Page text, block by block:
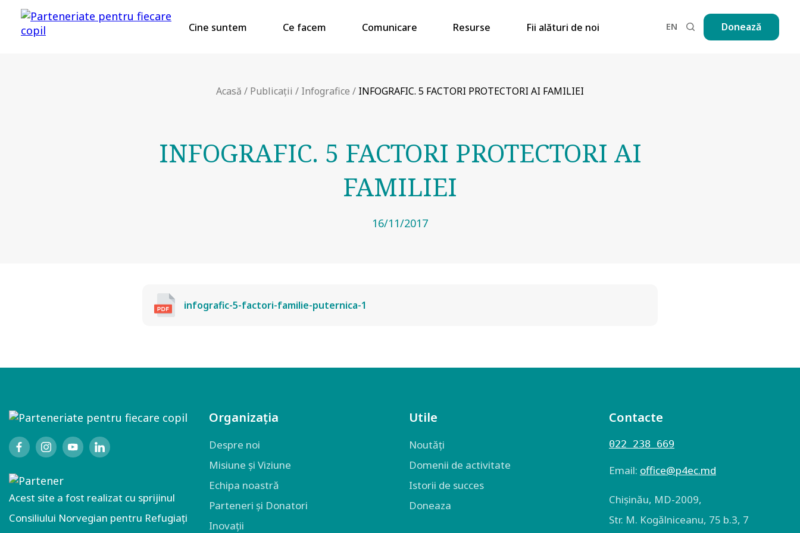
Cine suntem Ce facem Comunicare Resurse Fii alături de noi EN Donează
Acasă / Publicații / Infografice / INFOGRAFIC. 5 FACTORI PROTECTORI AI FAMILIEI
INFOGRAFIC. 5 FACTORI PROTECTORI AI
FAMILIEI
16/11/2017
infografic-5-factori-familie-puternica-1
Acest site a fost realizat cu sprijinul
Consiliului Norvegian pentru Refugiați
Organizația
Despre noi
Misiune și Viziune
Echipa noastră
Parteneri și Donatori
Inovații
Utile
Noutăți
Domenii de activitate
Istorii de succes
Doneaza
Contacte
022 238 669
Email: оffice@p4ec.md
Chişinău, MD-2009,
Str. M. Kogălniceanu, 75 b.3, 7